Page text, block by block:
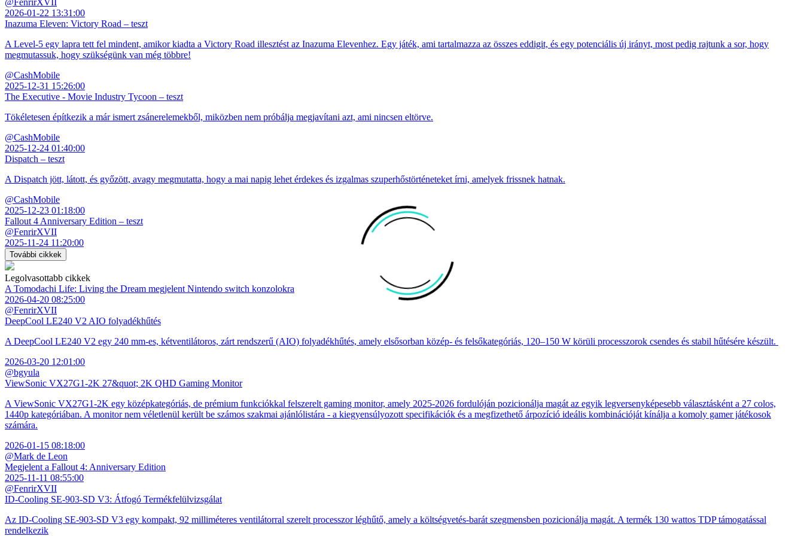
2026-01-22 13:31:00
Inazuma Eleven: Victory Road – teszt
A Level-5 egy lapra tett fel mindent, amikor kiadta a Victory Road illesztést az Inazuma Elevenhez. Egy játék, ami tartalmazza az összes eddigit, és egy potenciális új irányt, most pedig rajtunk a sor, hogy
megmutassuk, hogy szükségünk van még többre!
@CashMobile
2025-12-31 15:26:00
The Executive - Movie Industry Tycoon – teszt
Tökéletesen építkezik a már ismert zsánerelemekből, miközben nem próbálja megjavítani azt, ami nincsen eltörve.
@CashMobile
2025-12-24 01:40:00
Dispatch – teszt
A Dispatch jött, látott, és győzött, avagy megmutatta, hogy a mai napig lehet érdekes és izgalmas szuperhőstörténeteket írni, amelyek frissnek hatnak.
@CashMobile
2025-12-23 01:18:00
Fallout 4 Anniversary Edition – teszt
@FenrirXVII
2025-11-24 11:20:00
További cikkek
Legolvasottabb cikkek
A Tomodachi Life: Living the Dream megjelent Nintendo switch konzolokra
2026-04-20 08:25:00
@FenrirXVII
DeepCool LE240 V2 AIO folyadékhűtés
A DeepCool LE240 V2 egy 240 mm-es, kétventilátoros, zárt rendszerű (AIO) folyadékhűtés, amely elsősorban közép- és felsőkategóriás, 120–150 W körüli processzorok csendes és stabil hűtésére készült.
2026-03-20 12:01:00
@bgyula
ViewSonic VX27G1-2K 27&quot; 2K QHD Gaming Monitor
A ViewSonic VX27G1-2K egy középkategóriás, de prémium funkciókkal felszerelt gaming monitor, amely 2025-2026 fordulóján pozicionálja magát az egyik legversenyképesebb választásként a 27 colos,
1440p kategóriában. A monitor nem véletlenül került be számos szakmai ajánlólistára - a kiegyensúlyozott specifikációk és a megfizethető árpozíció ideális kombinációját kínálja a komoly gamer játékosok
számára.
2026-01-15 08:18:00
@Mark de Leon
Megjelent a Fallout 4: Anniversary Edition
2025-11-11 08:55:00
@FenrirXVII
ID-Cooling SE-903-SD V3: Átfogó Termékfelülvizsgálat
Az ID-Cooling SE-903-SD V3 egy kompakt, 92 milliméteres ventilátorral szerelt processzor léghűtő, amely a költségvetés-barát szegmensben pozicionálja magát. A termék 130 wattos TDP támogatással
rendelkezik